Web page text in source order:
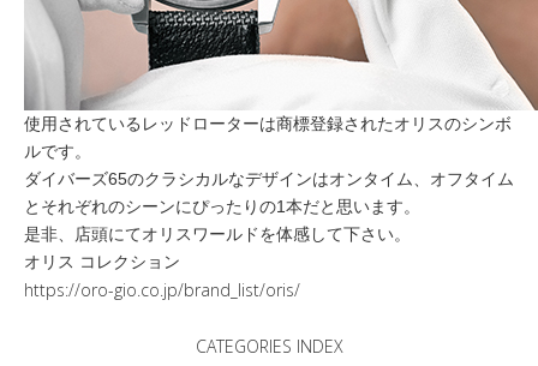
使用されているレッドローターは商標登録されたオリスのシンボ
ルです。
ダイバーズ65のクラシカルなデザインはオンタイム、オフタイム
とそれぞれのシーンにぴったりの1本だと思います。
是非、店頭にてオリスワールドを体感して下さい。
オリス コレクション
https://oro-gio.co.jp/brand_list/oris/
CATEGORIES INDEX